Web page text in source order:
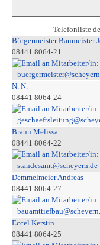
Telefonliste
Bürgermeister Baumeister
08441 8064-21
N. N.
08441 8064-24
Braun Melissa
08441 8064-22
standesamt@scheyern.de
Demmelmeier Andreas
08441 8064-27
Eccel Kerstin
08441 8064-25